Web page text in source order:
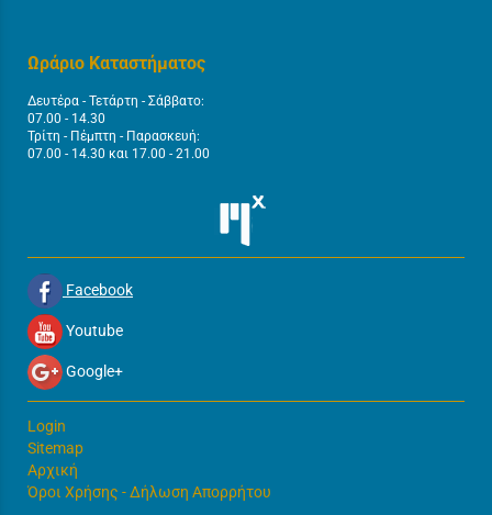
Ωράριο Καταστήματος
Δευτέρα - Τετάρτη - Σάββατο:
07.00 - 14.30
Τρίτη - Πέμπτη - Παρασκευή:
07.00 - 14.30 και 17.00 - 21.00
Facebook
Youtube
Google+
Login
Sitemap
Αρχική
Όροι Χρήσης - Δήλωση Απορρήτου